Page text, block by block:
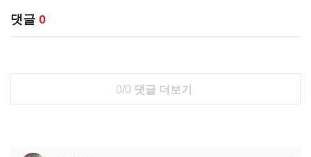
댓글 0
0/0 댓글 더보기